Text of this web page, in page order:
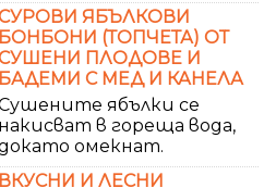
ЯБЪЛКОВИ
БОНБОНИ (ТОПЧЕТА) ОТ
ПЛОДОВЕ И
БАДЕМИ С МЕД И КАНЕЛА
ябълки се
накисват в гореща вода,
омекнат.
ВКУСНИ И ЛЕСНИ